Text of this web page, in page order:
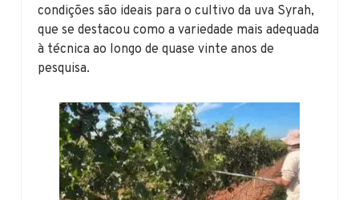
condições são ideais para o cultivo da uva Syrah,
que se destacou como a variedade mais adequada
à técnica ao longo de quase vinte anos de
pesquisa.